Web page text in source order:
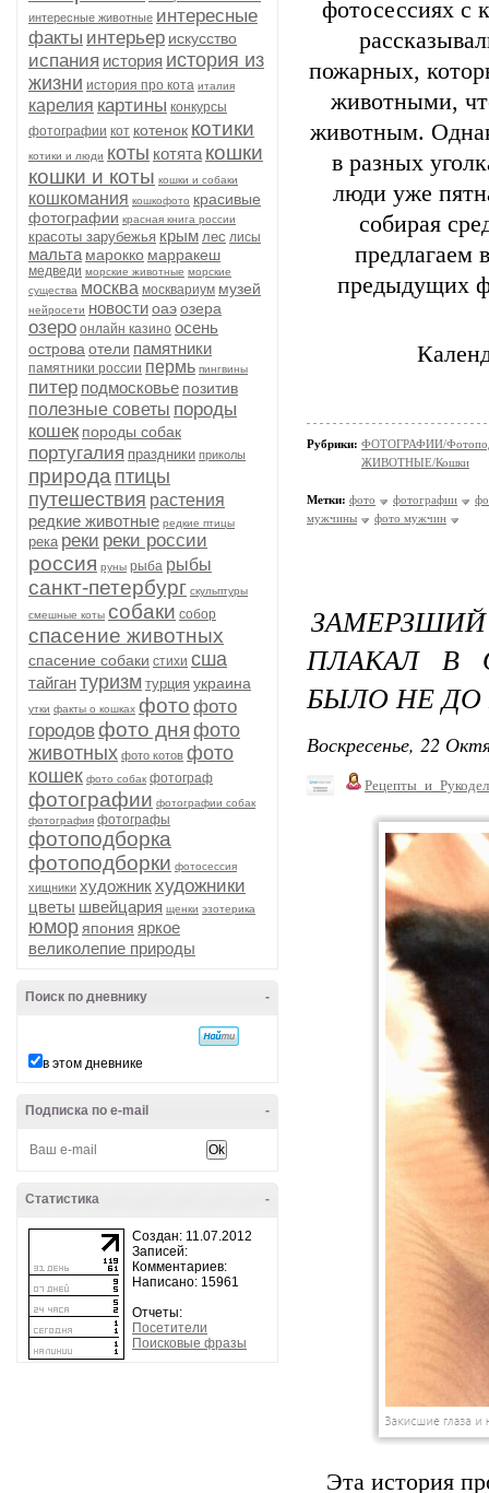
интересные животные интересные
факты интерьер искусство
испания история история из
жизни история про кота италия
карелия картины конкурсы
фотографии кот котенок котики
котики и люди коты котята кошки
кошки и коты кошки и собаки
кошкомания кошкофото красивые
фотографии красная книга россии
красоты зарубежья крым лес лисы
мальта марокко марракеш
медведи морские животные морские
существа москва москвариум музей
нейросети новостиоаэозера
озеро онлайн казино осень
острова отели памятники
памятники россии пермь пингвины
питер подмосковье позитив
полезные советы породы
кошек породы собак
португалия праздники приколы
природа птицы
путешествия растения
редкие животные редкие птицы
река реки реки россии
россия руны рыба рыбы
санкт-петербург скульптуры
смешные коты собаки собор
спасение животных
спасение собаки стихи сша
тайгантуризм турция украина
утки факты о кошках фото фото
городовфото дня фото
животных фото котов фото
кошек фото собак фотограф
фотографии фотографии собак
фотография фотографы
фотоподборка
фотоподборки фотосессия
хищники художникхудожники
цветы швейцария щенки эзотерика
юмор япония яркое
великолепие природы
-
Поиск по дневнику
в этом дневнике
-
Подписка по e-mail
-
Статистика
Создан: 11.07.2012
Записей:
Комментариев:
Написано: 15961
Отчеты:
Посетители
Поисковые фразы
фотосессиях с
пожарных,
животными,
животным.
в разных
люди уже
собирая
предлагаем
предыдущих
Рубрики: ФОТОГРАФИИ/
ЖИВОТНЫЕ/Кошки
Метки: фото фотографии
мужчины
фото мужчин
ПЛАКАЛ В
БЫЛО НЕ ДО
Воскресенье, 22
Эта история